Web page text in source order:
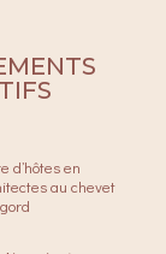
d’hôtes en
au chevet